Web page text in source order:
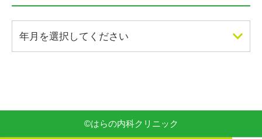
年月を選択してください
©はらの内科クリニック